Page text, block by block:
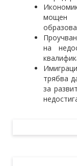
на
трябва
за